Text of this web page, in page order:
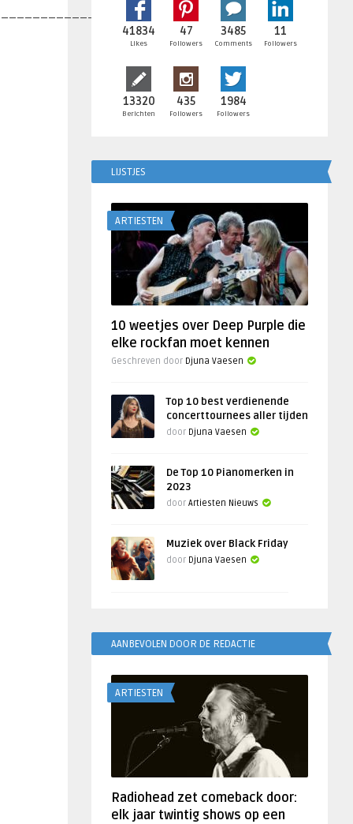
41834
Likes
47
Followers
3485
Comments
11
Followers
13320
Berichten
435
Followers
1984
Followers
LIJSTJES
ARTIESTEN
10 weetjes over Deep Purple die
elke rockfan moet kennen
Geschreven door Djuna Vaesen
Top 10 best verdienende
concerttournees aller tijden
door Djuna Vaesen
De Top 10 Pianomerken in
2023
door Artiesten Nieuws
Muziek over Black Friday
door Djuna Vaesen
AANBEVOLEN DOOR DE REDACTIE
ARTIESTEN
Radiohead zet comeback door:
elk jaar twintig shows op een